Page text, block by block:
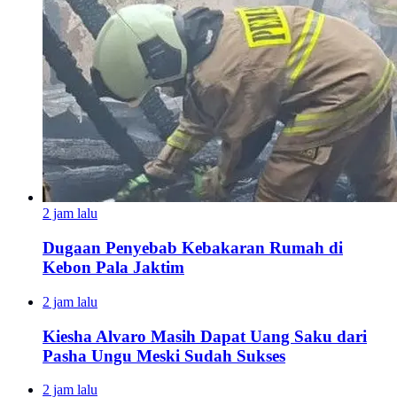
2 jam lalu
Dugaan Penyebab Kebakaran Rumah di
Kebon Pala Jaktim
2 jam lalu
Kiesha Alvaro Masih Dapat Uang Saku dari
Pasha Ungu Meski Sudah Sukses
2 jam lalu